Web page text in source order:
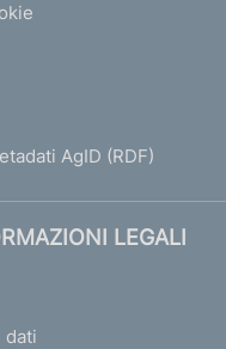
AgID (RDF)
LEGALI
dati